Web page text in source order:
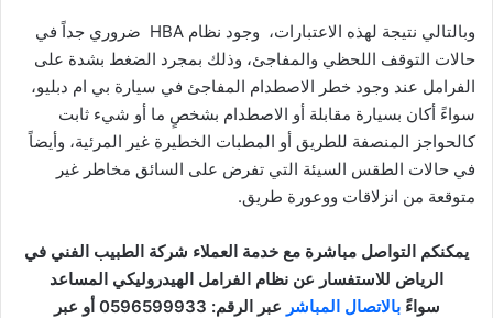
وبالتالي نتيجة لهذه الاعتبارات، وجود نظام HBA ضروري جداً في
حالات التوقف اللحظي والمفاجئ، وذلك بمجرد الضغط بشدة على
الفرامل عند وجود خطر الاصطدام المفاجئ في سيارة بي ام دبليو،
سواءً أكان بسيارة مقابلة أو الاصطدام بشخصٍ ما أو شيء ثابت
كالحواجز المنصفة للطريق أو المطبات الخطيرة غير المرئية، وأيضاً
في حالات الطقس السيئة التي تفرض على السائق مخاطر غير
متوقعة من انزلاقات ووعورة طريق.
يمكنكم التواصل مباشرة مع خدمة العملاء شركة الطبيب الفني في
الرياض للاستفسار عن نظام الفرامل الهيدروليكي المساعد
سواءًبالاتصال المباشر
عبر الرقم: 0596599933 أو عبر